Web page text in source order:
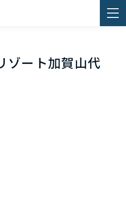
ゾート加賀山代